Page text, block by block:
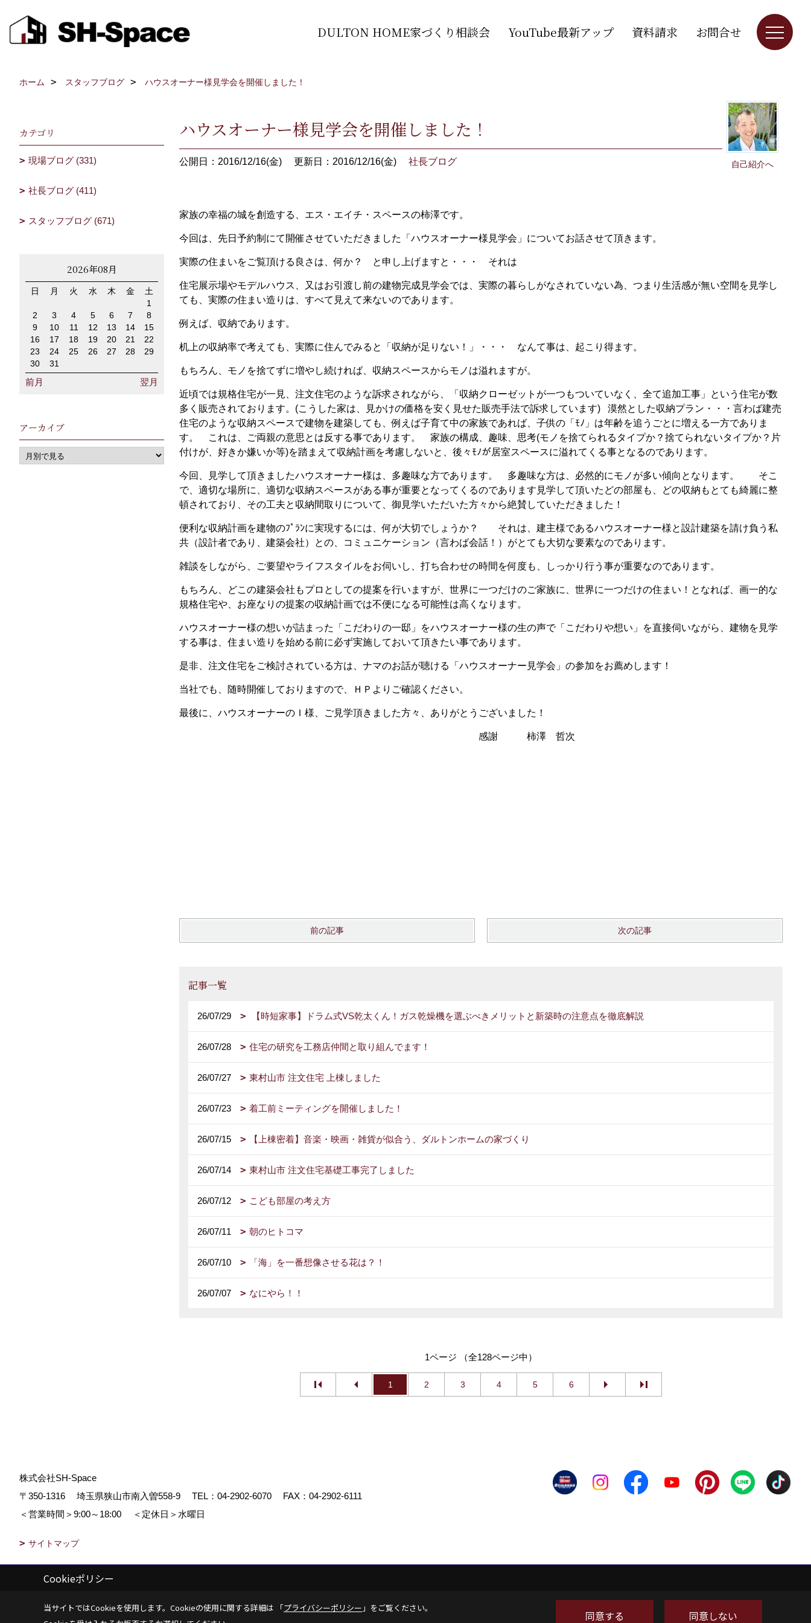
DULTON HOME家づくり相談会 YouTube最新アップ 資料請求 お問合せ
ホーム スタッフブログ ハウスオーナー様見学会を開催しました！
自己紹介へ
ハウスオーナー様見学会を開催しました！
公開日：2016/12/16(金) 更新日：2016/12/16(金) 社長ブログ
家族の幸福の城を創造する、エス・エイチ・スペースの柿澤です。
今回は、先日予約制にて開催させていただきました「ハウスオーナー様見学会」についてお話させて頂きます。
実際の住まいをご覧頂ける良さは、何か？ と申し上げますと・・・ それは
住宅展示場やモデルハウス、又はお引渡し前の建物完成見学会では、実際の暮らしがなされていない為、つまり生活感が無い空間を見学し
ても、実際の住まい造りは、すべて見えて来ないのであります。
例えば、収納であります。
机上の収納率で考えても、実際に住んでみると「収納が足りない！」・・・ なんて事は、起こり得ます。
もちろん、モノを捨てずに増やし続ければ、収納スペースからモノは溢れますが。
近頃では規格住宅が一見、注文住宅のような訴求されながら、「収納クローゼットが一つもついていなく、全て追加工事」という住宅が数
多く販売されております。(こうした家は、見かけの価格を安く見せた販売手法で訴求しています) 漠然とした収納プラン・・・言わば建売
住宅のような収納スペースで建物を建築しても、例えば子育て中の家族であれば、子供の「ﾓﾉ」は年齢を追うごとに増える一方でありま
す。 これは、ご両親の意思とは反する事であります。 家族の構成、趣味、思考(モノを捨てられるタイプか？捨てられないタイプか？片
付けが、好きか嫌いか等)を踏まえて収納計画を考慮しないと、後々ﾓﾉが居室スペースに溢れてくる事となるのであります。
今回、見学して頂きましたハウスオーナー様は、多趣味な方であります。 多趣味な方は、必然的にモノが多い傾向となります。 そこ
で、適切な場所に、適切な収納スペースがある事が重要となってくるのであります見学して頂いたどの部屋も
、どの収納もとても綺麗に整
頓されており、その工夫と収納間取りについて、御見学いただいた方々から絶賛していただきました！
便利な収納計画を建物のﾌﾟﾗﾝに実現するには、何が大切でしょうか？ それは、建主様であるハウスオーナー様と設計建築を請け負う私
共（設計者であり、建築会社）との、コミュニケーション（言わば会話！）がとても大切な要素なのであります。
雑談をしながら、ご要望やライフスタイルをお伺いし、打ち合わせの時間を何度も、しっかり行う事が重要なのであります。
もちろん、どこの建築会社もプロとしての提案を行いますが、世界に一つだけのご家族に、世界に一つだけの住まい！となれば、画一的な
規格住宅や、お座なりの提案の収納計画では不便になる可能性は高くなります。
ハウスオーナー様の想いが詰まった「こだわりの一邸」をハウスオーナー様の生の声で「こだわりや想い」を直接伺いながら、建物を見学
する事は、住まい造りを始める前に必ず実施しておいて頂きたい事であります。
是非、注文住宅をご検討されている方は、ナマのお話が聴ける「ハウスオーナー見学会」の参加をお薦めします！
当社でも、随時開催しておりますので、ＨＰよりご確認ください。
最後に、ハウスオーナーのＩ様、ご見学頂きました方々、ありがとうございました！
感謝 柿澤 哲次
前の記事 次の記事
記事一覧
26/07/29 【時短家事】ドラム式VS乾太くん！ガス乾燥機を選ぶべきメリットと新築時の注意点を徹底解説
26/07/28 住宅の研究を工務店仲間と取り組んでます！
26/07/27 東村山市 注文住宅 上棟しました
26/07/23 着工前ミーティングを開催しました！
26/07/15 【上棟密着】音楽・映画・雑貨が似合う、ダルトンホームの家づくり
26/07/14 東村山市 注文住宅基礎工事完了しました
26/07/12 こども部屋の考え方
26/07/11 朝のヒトコマ
26/07/10 「海」を一番想像させる花は？！
26/07/07 なにやら！！
1ページ （全128ページ中）
1 2 3 4 5 6
カテゴリ
現場ブログ (331)
社長ブログ (411)
スタッフブログ (671)
2026年08月
日 月 火 水 木 金
土
1
2
3 4 5 6 7
8
9
10 11 12 13 14
15
16
17 18 19 20 21
22
23
24 25 26 27 28
29
30
31
前月 翌月
アーカイブ
株式会社SH-Space
〒350-1316
埼玉県狭山市南入曽558-9 TEL： 04-2902-6070
FAX：04-2902-6111
＜営業時間＞9:00～18:00
＜定休日＞水曜日
サイトマップ
Copyright (c) SH-space. All Rights Reserved.
Cookieポリシー
当サイトではCookieを使用します。 Cookieの使用に関する詳細は 「プライバシーポリシー 」をご覧ください。
同意する 同意しない